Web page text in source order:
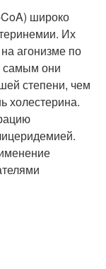
широко
Их
агонизме по
самым они
степени, чем
холестерина.